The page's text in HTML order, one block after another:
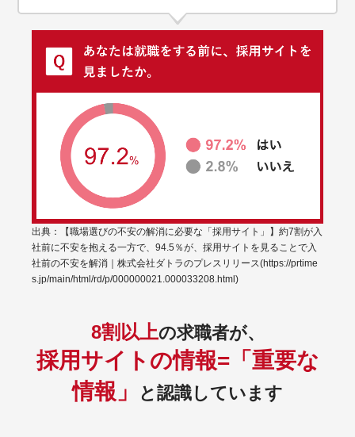
出典：【職場選びの不安の解消に必要な「採用サイト」】約7割が入
社前に不安を抱える一方で、94.5％が、採用サイトを見ることで入
社前の不安を解消｜株式会社ダトラのプレスリリース(https://prtime
s.jp/main/html/rd/p/000000021.000033208.html)
8割以上の求職者が、
採用サイトの情報=「重要な
情報」
と認識しています